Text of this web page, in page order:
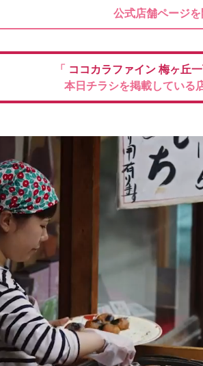
公式店舗ページを
「 ココカラファイン 梅ヶ丘
本日チラシを掲載している